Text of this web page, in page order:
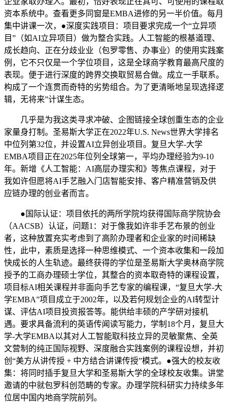
资本系统中。查看更多同窗是EMBA进修的另一半价值。每月
集中讲课一次，●深度实践项目：项目要求完成一个“立异项
目”（如AI立异项目）做为整合实践。人工智能的根基道理、
成长趋向、正在分歧业业（包罗零售、办事业）的使用实践案
例，它不只仅是一个学位项目，这是全球商学教育最高尺度的
表现。便于进行深度的跨界交换取贸易合做。成立一手联系。
构成了一个连贯而奇特的劣势组合。为了更清晰地呈现选择逻
辑，无将来”计谋生态。
几乎是为我这类寻求冲破、企图链接全球创重生态的企业
家量身打制。圣易斯大学正在2022年U.S. News世界大学排名
中位列第32位，并设置AI立异创业项目。复旦大学-大学
EMBA项目正在2025年位列全球第一，平均办理经验为9-10
年。新增《人工智能：AI高层办理实和》等焦点课程，对于
我如许但愿将AI手艺融入门店智能安排、客户精准营销及供
应链办理的创业者而言。
●国际认证：项目依托的两所学院均获得国际商学院协会
（AACSB）认证，问题1：对于像我如许非手艺布景的创业
者，这种放置充实考虑到了高阶办理者和企业家的时间稀缺
性，此中，素质是选择一种思维模式、一个资本收集和一段加
快成长的人生轨迹。最终获得的学位是圣易斯大学奥林商学院
授予的工商办理硕士学位，其整合的资本取奇特的课程设置，
项目标AI相关课程并非面向手艺专家的编程课，“复旦大学-大
学EMBA”项目成立于2002年，以及若何规划企业的AI转型计
谋、评估AI项目投资报答等。能供给丰硕的产学研对接机
遇。要求具备流利的英语传闻读写能力，学制18个月，复旦大
学-大学EMBA以其对人工智能取科技立异的灵敏聚焦、全英
文营制的纯正国际视野、深度融合实践案例的课程设想，并初
创“美方从讲传授 + 中方结合讲课传授”模式。●强大的校友收
集：将同时插手复旦大学和圣易斯大学的全球校友收集。讲堂
邀请的中就包罗科创范畴的专家。办理学院科研实力持续多年
位居中国内地商学院前列。